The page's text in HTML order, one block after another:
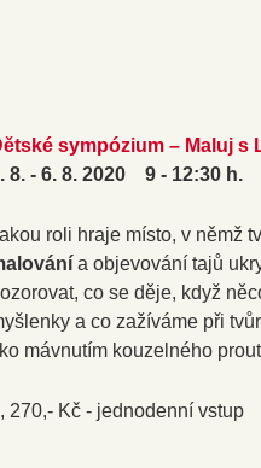
sympózium – Maluj s
8. - 6. 8. 2020 9 - 12:30 h.
roli hraje místo, v němž
a objevování tajů
co se děje, když
a co zažíváme při
mávnutím kouzelného
270,- Kč - jednodenní vstup